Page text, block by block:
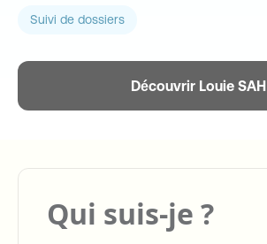
Suivi de dossiers
Découvrir Louie SAH
Qui suis-je ?